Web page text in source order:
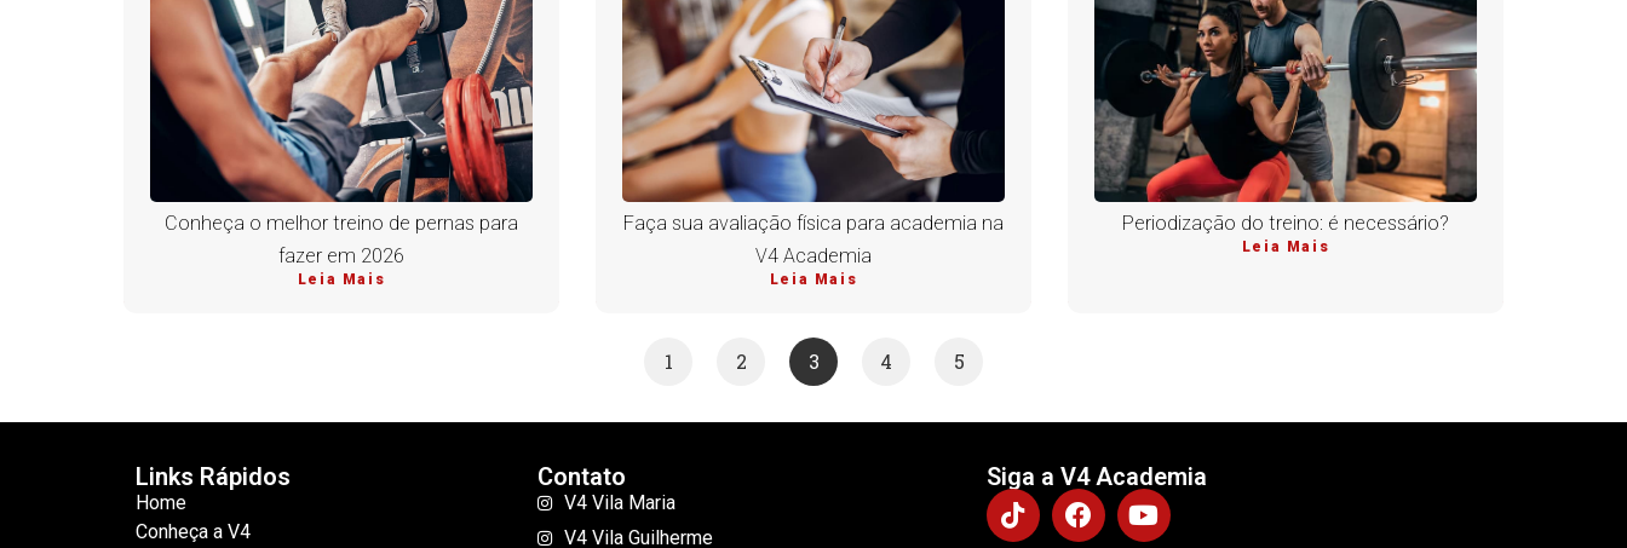
Conheça o melhor treino de pernas para
fazer em 2026
Leia Mais
Faça sua avaliação física para academia na
V4 Academia
Leia Mais
Periodização do treino: é necessário?
Leia Mais
1 2 3 4 5
Links Rápidos
Home
Conheça a V4
Contato
V4 Vila Maria
V4 Vila Guilherme
Siga a V4 Academia